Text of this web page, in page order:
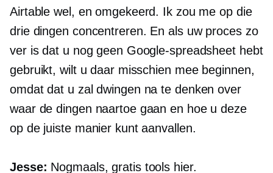
Airtable wel, en omgekeerd. Ik zou me op die
drie dingen concentreren. En als uw proces zo
ver is dat u nog geen Google-spreadsheet hebt
gebruikt, wilt u daar misschien mee beginnen,
omdat dat u zal dwingen na te denken over
waar de dingen naartoe gaan en hoe u deze
op de juiste manier kunt aanvallen.
Jesse: Nogmaals, gratis tools hier.